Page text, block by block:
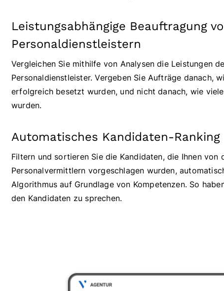
Leistungsabhängige Beauftragung
Personaldienstleistern
Vergleichen Sie mithilfe von Analysen die Leistungen
Personaldienstleister. Vergeben Sie Aufträge danach,
erfolgreich besetzt wurden, und nicht danach, wie
wurden.
Automatisches Kandidaten-Ranking
Filtern und sortieren Sie die Kandidaten, die Ihnen von
Personalvermittlern vorgeschlagen wurden,
Algorithmus auf Grundlage von Kompetenzen. So
den Kandidaten zu sprechen.